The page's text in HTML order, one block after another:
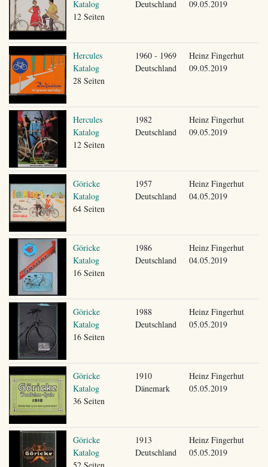
Katalog
12 Seiten
Deutschland
09.05.2019
Hercules
Katalog
28 Seiten
1960 - 1969
Deutschland
Heinz Fingerhut
09.05.2019
Hercules
Katalog
12 Seiten
1982
Deutschland
Heinz Fingerhut
09.05.2019
Göricke
Katalog
64 Seiten
1957
Deutschland
Heinz Fingerhut
04.05.2019
Göricke
Katalog
16 Seiten
1986
Deutschland
Heinz Fingerhut
04.05.2019
Göricke
Katalog
16 Seiten
1988
Deutschland
Heinz Fingerhut
05.05.2019
Göricke
Katalog
36 Seiten
1910
Dänemark
Heinz Fingerhut
05.05.2019
Göricke
Katalog
52 Seiten
1913
Deutschland
Heinz Fingerhut
05.05.2019